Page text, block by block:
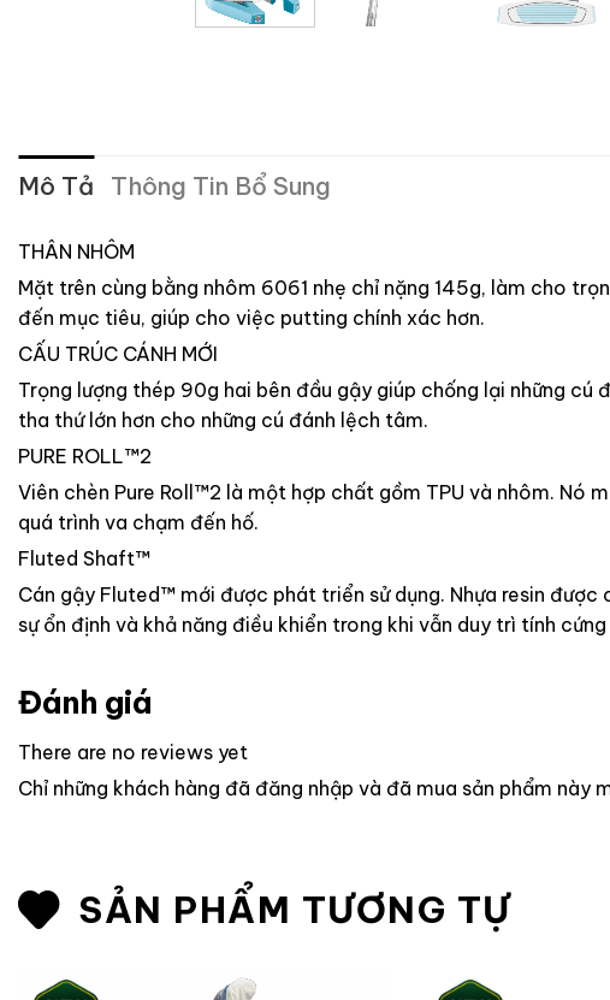
Mô Tả Thông Tin Bổ Sung
THÂN NHÔM
Mặt trên cùng bằng nhôm 6061 nhẹ chỉ nặng 145g, làm cho
đến mục tiêu, giúp cho việc putting chính xác hơn.
CẤU TRÚC CÁNH MỚI
Trọng lượng thép 90g hai bên đầu gậy giúp chống lại những
tha thứ lớn hơn cho những cú đánh lệch tâm.
PURE ROLL™2
Viên chèn Pure Roll™2 là một hợp chất gồm TPU và nhôm.
quá trình va chạm đến hố.
Fluted Shaft™
Cán gậy Fluted™ mới được phát triển sử dụng. Nhựa resin
sự ổn định và khả năng điều khiển trong khi vẫn duy trì tính
Đánh giá
There are no reviews yet
Chỉ những khách hàng đã đăng nhập và đã mua sản phẩm này
SẢN PHẨM TƯƠNG TỰ